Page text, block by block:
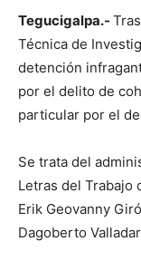
Tegucigalpa.-
Técnica de
detención
por el delito de
particular por el
Se trata del
Letras del Trabajo
Erik Geovanny
Dagoberto